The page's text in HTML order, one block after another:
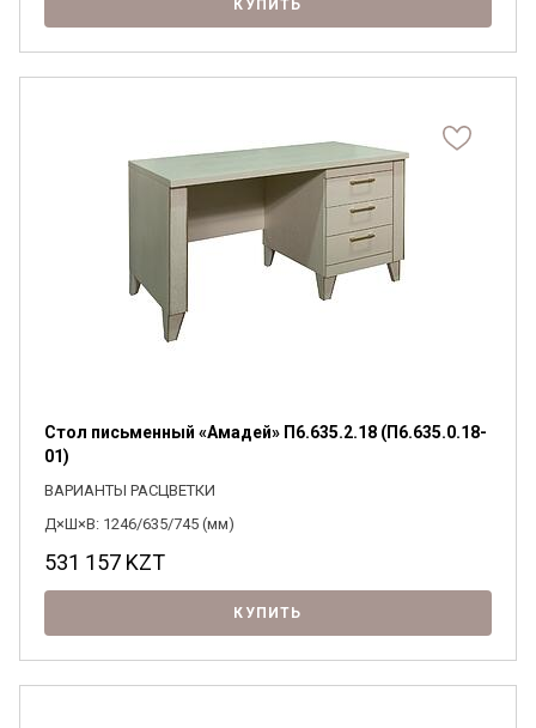
КУПИТЬ
Стол письменный «Амадей» П6.635.2.18 (П6.635.0.18-
01)
ВАРИАНТЫ РАСЦВЕТКИ
Д×Ш×В: 1246/635/745 (мм)
531 157 KZT
КУПИТЬ